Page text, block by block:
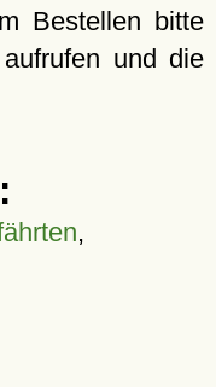
Bestellen bitte
aufrufen und die
,